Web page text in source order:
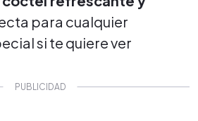
para cualquier
si te quiere ver